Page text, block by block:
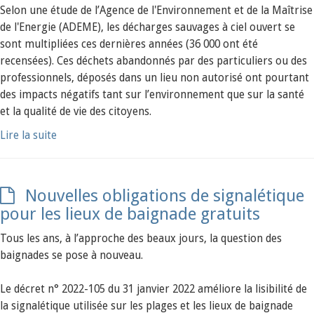
Selon une étude de l’Agence de l'Environnement et de la Maîtrise
de l'Energie (ADEME), les décharges sauvages à ciel ouvert se
sont multipliées ces dernières années (36 000 ont été
recensées). Ces déchets abandonnés par des particuliers ou des
professionnels, déposés dans un lieu non autorisé ont pourtant
des impacts négatifs tant sur l’environnement que sur la santé
et la qualité de vie des citoyens.
Lire la suite
Nouvelles obligations de signalétique
pour les lieux de baignade gratuits
Tous les ans, à l’approche des beaux jours, la question des
baignades se pose à nouveau.
Le décret n° 2022-105 du 31 janvier 2022 améliore la lisibilité de
la signalétique utilisée sur les plages et les lieux de baignade